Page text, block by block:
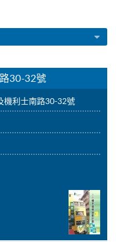
30-32號
機利士南路30-32號